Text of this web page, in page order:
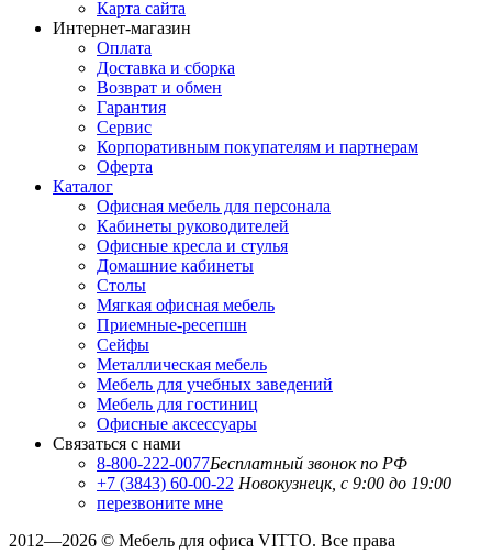
Карта сайта
Интернет-магазин
Оплата
Доставка и сборка
Возврат и обмен
Гарантия
Сервис
Корпоративным покупателям и партнерам
Оферта
Каталог
Офисная мебель для персонала
Кабинеты руководителей
Офисные кресла и стулья
Домашние кабинеты
Столы
Мягкая офисная мебель
Приемные-ресепшн
Сейфы
Металлическая мебель
Мебель для учебных заведений
Мебель для гостиниц
Офисные аксессуары
Связаться с нами
8-800-222-0077Бесплатный звонок по РФ
+7 (3843) 60-00-22 Новокузнецк, с 9:00 до 19:00
перезвоните мне
2012—2026 © Мебель для офиса VITTO. Все права